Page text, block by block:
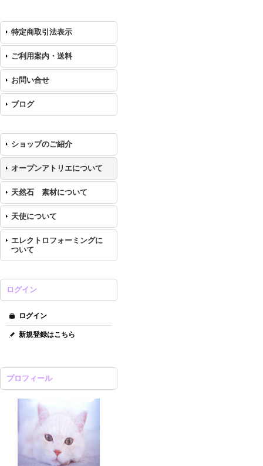
特定商取引法表示
ご利用案内・送料
お問い合せ
ブログ
ショップのご紹介
オープンアトリエについて
天然石 素材について
天使について
エレクトロフォーミングに
ついて
ログイン
ログイン
新規登録はこちら
プロフィール